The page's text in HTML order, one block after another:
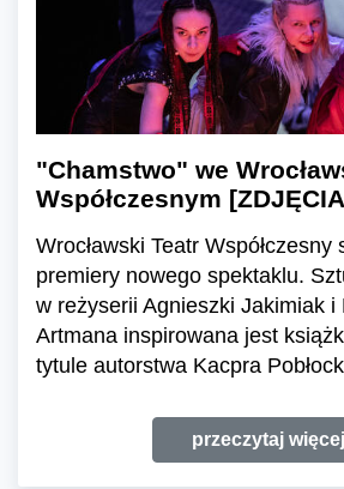
"Chamstwo" we
Współczesnym
Wrocławski Teatr
premiery nowego spektaklu.
w reżyserii Agnieszki Jakimiak i
Artmana inspirowana jest
tytule autorstwa Kacpra
przeczytaj więcej